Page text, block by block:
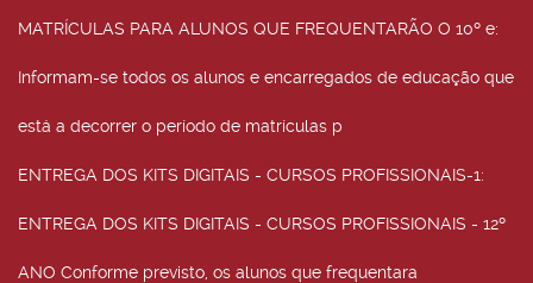
MATRÍCULAS PARA ALUNOS QUE FREQUENTARÃO O 10º e:
Informam-se todos os alunos e encarregados de educação que
está a decorrer o período de matrículas p
ENTREGA DOS KITS DIGITAIS - CURSOS PROFISSIONAIS-1:
ENTREGA DOS KITS DIGITAIS - CURSOS PROFISSIONAIS - 12º
ANO Conforme previsto, os alunos que frequentara